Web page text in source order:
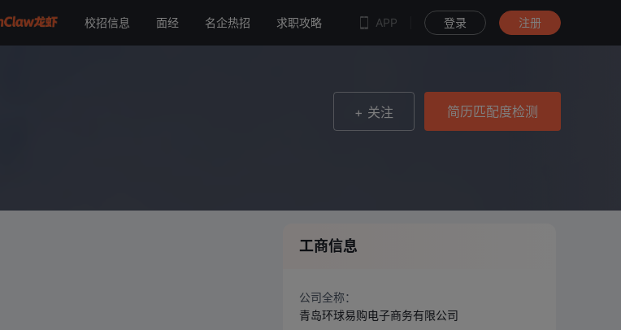
校招信息 面经 名企热招 求职攻略 APP 登录 注册
+ 关注 简历匹配度检测
工商信息
公司全称：
青岛环球易购电子商务有限公司